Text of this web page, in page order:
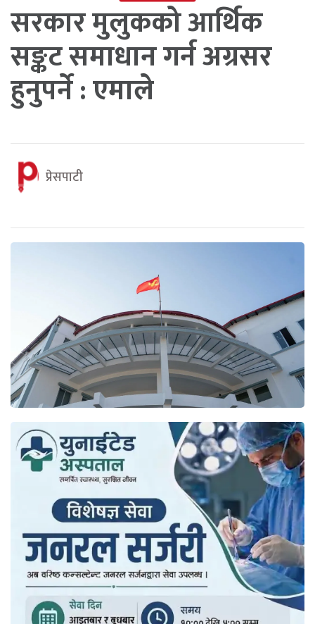
सरकार मुलुकको आर्थिक
सङ्कट समाधान गर्न अग्रसर
हुनुपर्ने : एमाले
प्रेसपाटी